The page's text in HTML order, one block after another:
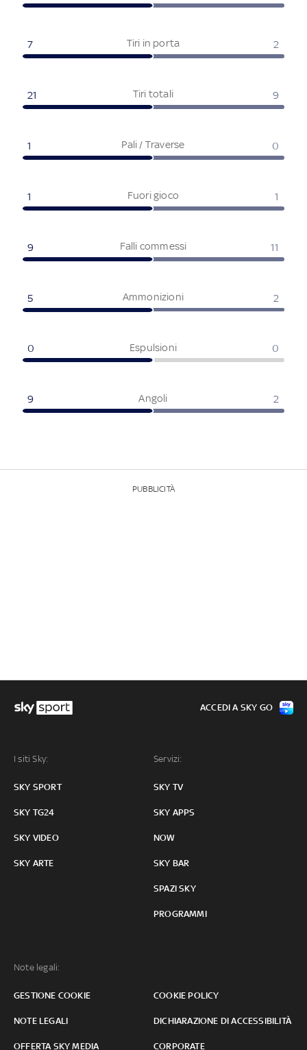
Tiri in porta
7 2
Tiri totali
21 9
Pali / Traverse
1 0
Fuori gioco
1 1
Falli commessi
9 11
Ammonizioni
5 2
Espulsioni
0 0
Angoli
9 2
PUBBLICITÀ
I siti Sky:
SKY SPORT
SKY TG24
SKY VIDEO
SKY ARTE
Servizi:
SKY TV
SKY APPS
NOW
SKY BAR
SPAZI SKY
PROGRAMMI
Note legali:
GESTIONE COOKIE COOKIE POLICY
NOTE LEGALI DICHIARAZIONE DI ACCESSIBILITÀ
OFFERTA SKY MEDIA CORPORATE
ACCEDI A SKY GO